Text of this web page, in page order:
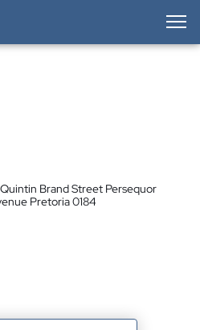
Brand Street Persequor
Pretoria 0184